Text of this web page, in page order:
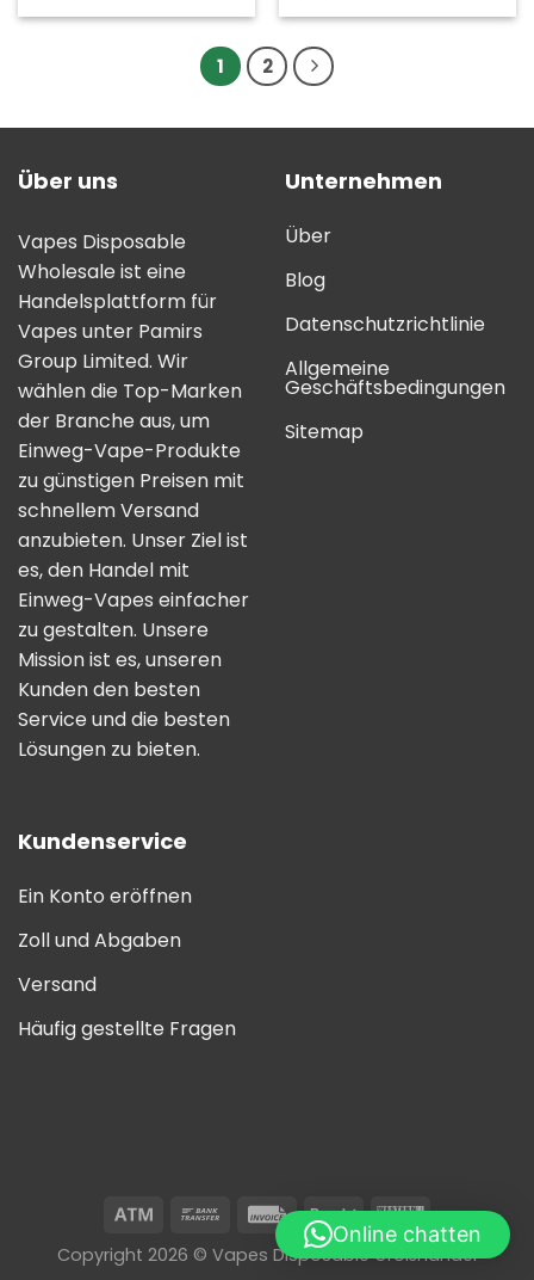
1 2
Über uns
Vapes Disposable
Wholesale ist eine
Handelsplattform für
Vapes unter Pamirs
Group Limited. Wir
wählen die Top-Marken
der Branche aus, um
Einweg-Vape-Produkte
zu günstigen Preisen mit
schnellem Versand
anzubieten. Unser Ziel ist
es, den Handel mit
Einweg-Vapes einfacher
zu gestalten. Unsere
Mission ist es, unseren
Kunden den besten
Service und die besten
Lösungen zu bieten.
Unternehmen
Über
Blog
Datenschutzrichtlinie
Allgemeine
Geschäftsbedingungen
Sitemap
Kundenservice
Ein Konto eröffnen
Zoll und Abgaben
Versand
Häufig gestellte Fragen
Copyright 2026 © Vapes Disposable Großhandel
Online chatten